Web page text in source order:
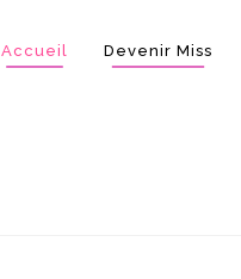
Accueil Devenir Miss